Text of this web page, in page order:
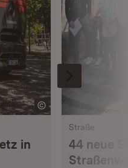
in
Straße
44 neue